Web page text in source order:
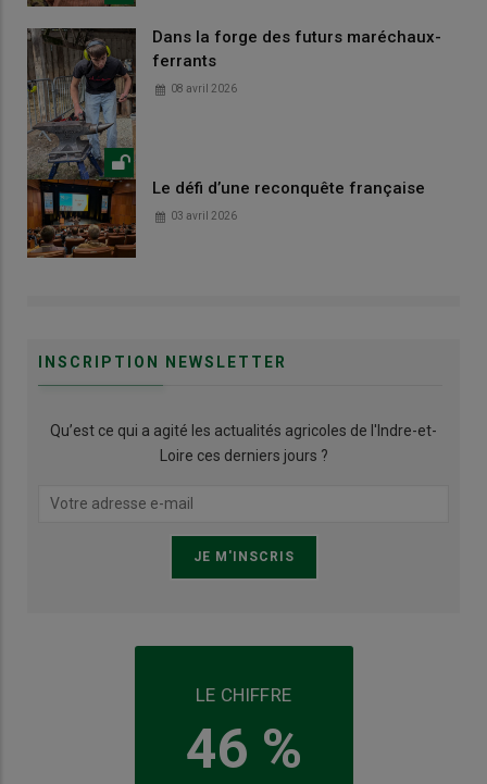
Dans la forge des futurs maréchaux-
ferrants
08 avril 2026
Le défi d’une reconquête française
03 avril 2026
INSCRIPTION NEWSLETTER
Qu’est ce qui a agité les actualités agricoles de l'Indre-et-
Loire ces derniers jours ?
LE CHIFFRE
46 %